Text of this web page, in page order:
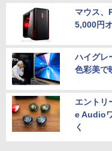
マウス、
5,000円
ハイグレ
色彩美で
エントリ
e Audio
く